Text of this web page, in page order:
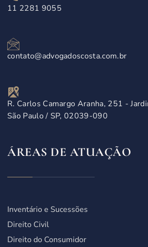
11 2281 9055
contato@advogadoscosta.com.br
R. Carlos Camargo Aranha, 251 -
São Paulo / SP, 02039-090
ÁREAS DE ATUAÇÃO
Inventário e Sucessões
Direito Civil
Direito do Consumidor